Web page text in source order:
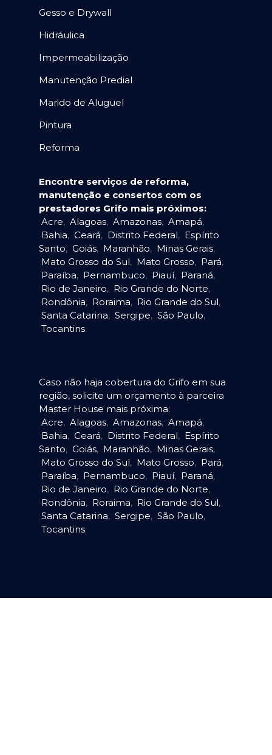
Gesso e Drywall
Hidráulica
Impermeabilização
Manutenção Predial
Marido de Aluguel
Pintura
Reforma
Encontre serviços de reforma,
manutenção e consertos com os
prestadores Grifo mais próximos:
Acre, Alagoas, Amazonas, Amapá,
Bahia, Ceará, Distrito Federal, Espírito
Santo, Goiás, Maranhão, Minas Gerais,
Mato Grosso do Sul, Mato Grosso, Pará,
Paraíba, Pernambuco, Piauí, Paraná,
Rio de Janeiro, Rio Grande do Norte,
Rondônia, Roraima, Rio Grande do Sul,
Santa Catarina, Sergipe, São Paulo,
Tocantins.
Caso não haja cobertura do Grifo em sua
região, solicite um orçamento à parceira
Master House mais próxima:
Acre, Alagoas, Amazonas, Amapá,
Bahia, Ceará, Distrito Federal, Espírito
Santo, Goiás, Maranhão, Minas Gerais,
Mato Grosso do Sul, Mato Grosso, Pará,
Paraíba, Pernambuco, Piauí, Paraná,
Rio de Janeiro, Rio Grande do Norte,
Rondônia, Roraima, Rio Grande do Sul,
Santa Catarina, Sergipe, São Paulo,
Tocantins.